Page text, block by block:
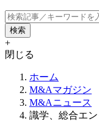
+
閉じる
ホーム
M&Aマガジン
M&Aニュース
識学、総合エ